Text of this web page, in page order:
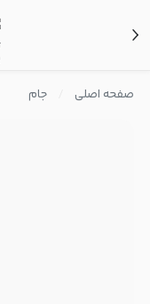
صفحه اصلی جام